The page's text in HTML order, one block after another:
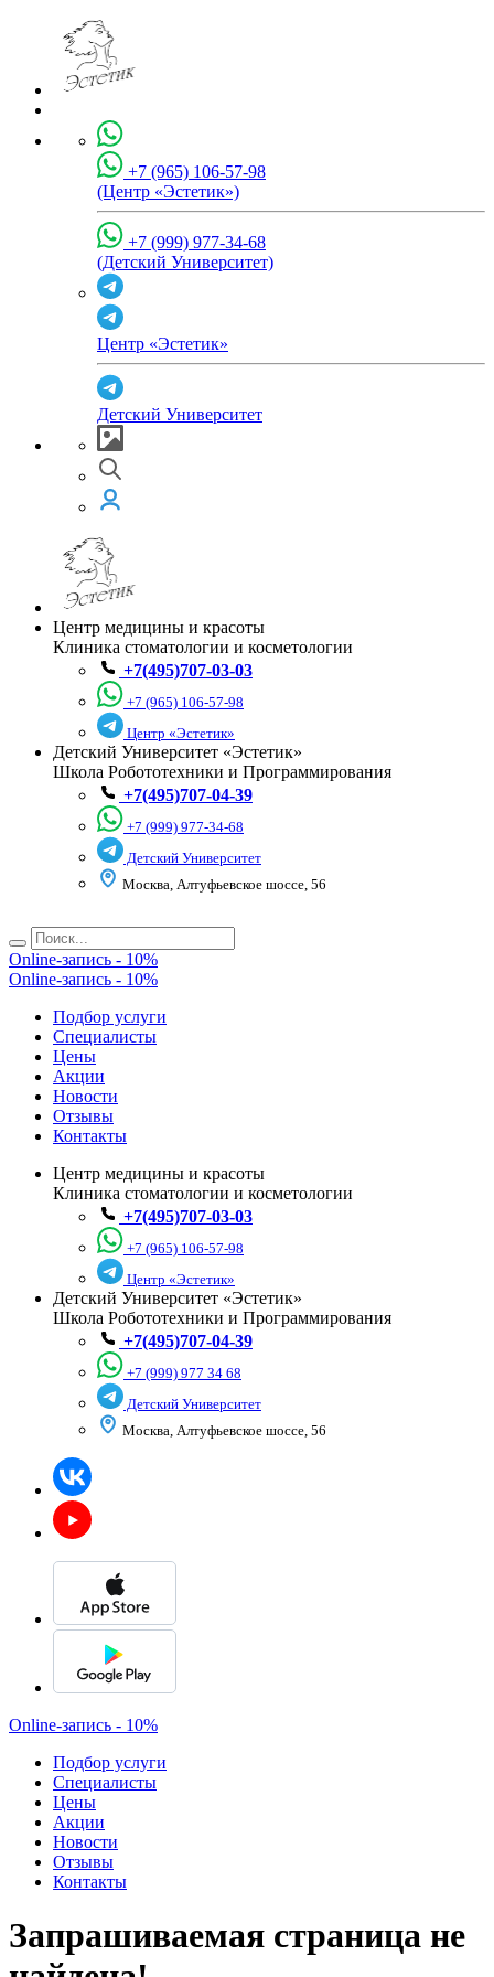
+7 (965) 106-57-98
(Центр «Эстетик»)
+7 (999) 977-34-68
(Детский Университет)
Центр «Эстетик»
Детский Университет
Центр медицины и красоты
Клиника стоматологии и косметологии
+7(495)707-03-03
+7 (965) 106-57-98
Центр «Эстетик»
Детский Университет «Эстетик»
Школа Робототехники и Программирования
+7(495)707-04-39
+7 (999) 977-34-68
Детский Университет
Москва, Алтуфьевское шоссе, 56
🧴Месяц красоты в косметологии
🔥Скидки на популярные процедуры
💆‍♀️Лазер, RF-лифтинг, пилинги и уход
⚡Удаление волос, новообразований
До 31 августа!
Смотреть все акции
Online-запись - 10%
Online-запись - 10%
Подбор услуги
Специалисты
Цены
Акции
Новости
Отзывы
Контакты
Центр медицины и красоты
Клиника стоматологии и косметологии
+7(495)707-03-03
+7 (965) 106-57-98
Центр «Эстетик»
Детский Университет «Эстетик»
Школа Робототехники и Программирования
+7(495)707-04-39
+7 (999) 977 34 68
Детский Университет
Москва, Алтуфьевское шоссе, 56
Online-запись - 10%
Подбор услуги
Специалисты
Цены
Акции
Новости
Отзывы
Контакты
Запрашиваемая страница не